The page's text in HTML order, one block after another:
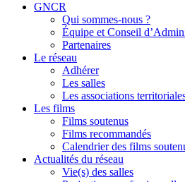
GNCR
Qui sommes-nous ?
Équipe et Conseil
Partenaires
Le réseau
Adhérer
Les salles
Les associations
Les films
Films soutenus
Films recommandés
Calendrier des films
Actualités du réseau
Vie(s) des salles